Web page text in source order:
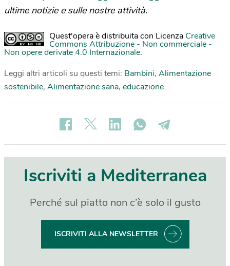
ultime notizie e sulle nostre attività.
Quest'opera è distribuita con Licenza Creative
Commons Attribuzione - Non commerciale -
Non opere derivate 4.0 Internazionale.
Leggi altri articoli su questi temi: Bambini, Alimentazione
sostenibile, Alimentazione sana, educazione
Iscriviti a Mediterranea
Perché sul piatto non c’è solo il gusto
ISCRIVITI ALLA NEWSLETTER